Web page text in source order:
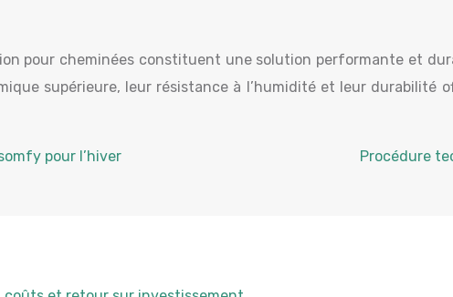
pour cheminées constituent une solution performante et
supérieure, leur résistance à l’humidité et leur
pour l’hiver Procédure